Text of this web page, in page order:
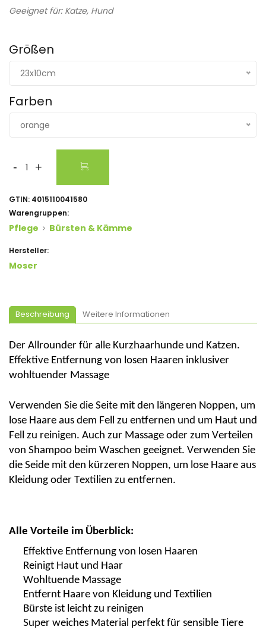
Geeignet für: Katze, Hund
Größen
23x10cm
Farben
orange
- +
GTIN: 4015110041580
Warengruppen:
Pflege Bürsten & Kämme
Hersteller:
Moser
Beschreibung Weitere Informationen
Der Allrounder für alle Kurzhaarhunde und Katzen.
Effektive Entfernung von losen Haaren inklusiver
wohltuender Massage
Verwenden Sie die Seite mit den längeren Noppen, um
lose Haare aus dem Fell zu entfernen und um Haut und
Fell zu reinigen. Auch zur Massage oder zum Verteilen
von Shampoo beim Waschen geeignet. Verwenden Sie
die Seide mit den kürzeren Noppen, um lose Haare aus
Kleidung oder Textilien zu entfernen.
Alle Vorteile im Überblick:
Effektive Entfernung von losen Haaren
Reinigt Haut und Haar
Wohltuende Massage
Entfernt Haare von Kleidung und Textilien
Bürste ist leicht zu reinigen
Super weiches Material perfekt für sensible Tiere